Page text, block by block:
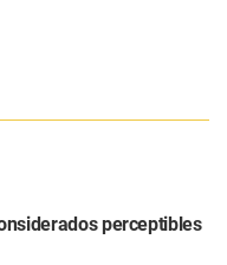
perceptibles